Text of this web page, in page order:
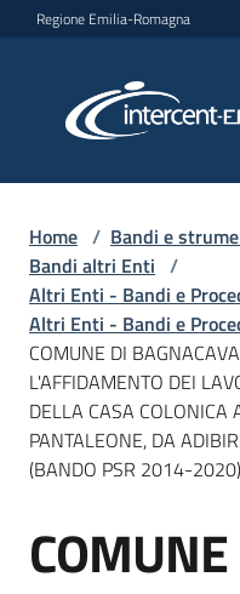
Vai al contenuto
Vai alla navigazione
Vai al footer
Regione Emilia-Romagna
per lo
L'Agenzia
Bandi
e
di
acquisto
Home / Bandi e
Bandi altri Enti /
Altri Enti - Bandi e
Altri Enti - Bandi e
COMUNE DI
L'AFFIDAMENTO DEI
DELLA CASA COLONICA
PANTALEONE, DA
(BANDO PSR 2014-2020)
Salta al contenuto